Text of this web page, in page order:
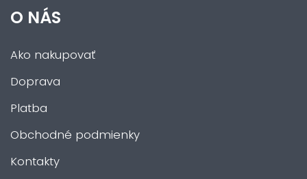
O NÁS
Ako nakupovať
Doprava
Platba
Obchodné podmienky
Kontakty